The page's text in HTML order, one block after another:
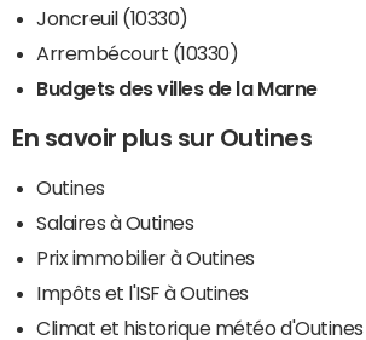
Joncreuil (10330)
Arrembécourt (10330)
Budgets des villes de la Marne
En savoir plus sur Outines
Outines
Salaires à Outines
Prix immobilier à Outines
Impôts et l'ISF à Outines
Climat et historique météo d'Outines